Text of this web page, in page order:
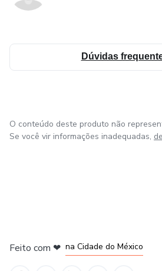
Dúvidas
O conteúdo deste produto não
Se você vir informações inadequadas,
Feito com ❤ na Cidade do México